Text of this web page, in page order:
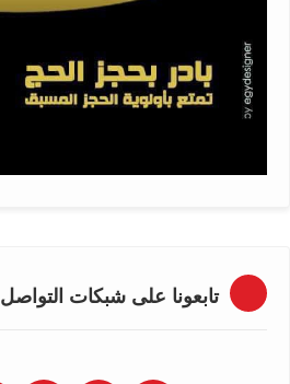
تابعونا على شبكات التواصل